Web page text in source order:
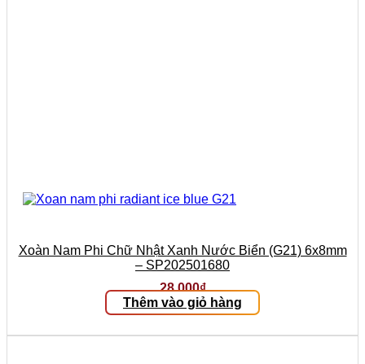
Xoàn Nam Phi Chữ Nhật Xanh Nước Biển (G21) 6x8mm
– SP202501680
28.000₫
Thêm vào giỏ hàng